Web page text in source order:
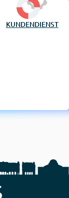
KUNDENDIENST